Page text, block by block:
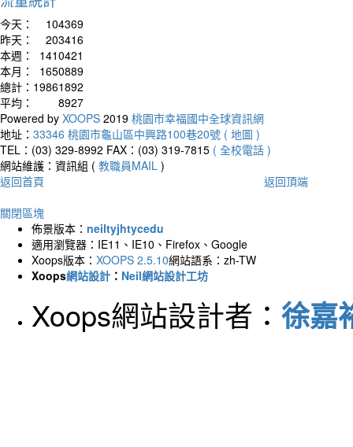
今天：
104369
昨天：
203416
本週：
1410421
本月：
1650889
總計： 19861892
平均：
8927
Powered by XOOPS 2019 桃園市幸福國中全球資訊網
地址： 33346 桃園市龜山區中興路100巷20號 ( 地圖 )
TEL：(03) 329-8992 FAX：(03) 319-7815 ( 全校電話 )
網站維護：資訊組 ( 教職員MAIL )
返回首頁
返回頂端
關閉區塊
佈景版本： neiltyjhtycedu
適用瀏覽器：IE11、IE10、Firefox、Google
Xoops版本： XOOPS 2.5.10網站語系：zh-TW
Xoops網站設計 ： Neil網站設計工坊
Xoops網站設計者： 徐嘉